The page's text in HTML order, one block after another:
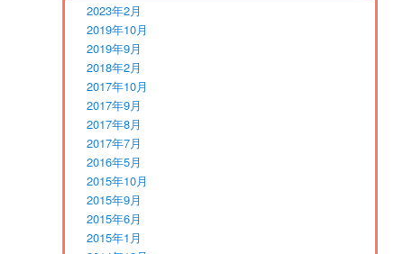
2023年2月
2019年10月
2019年9月
2018年2月
2017年10月
2017年9月
2017年8月
2017年7月
2016年5月
2015年10月
2015年9月
2015年6月
2015年1月